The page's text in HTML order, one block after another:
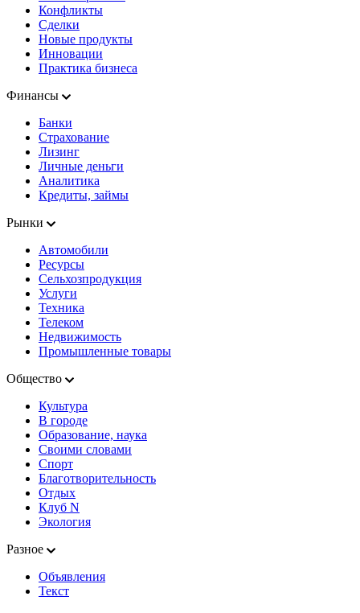
Конфликты
Сделки
Новые продукты
Инновации
Практика бизнеса
Финансы
Банки
Страхование
Лизинг
Личные деньги
Аналитика
Кредиты, займы
Рынки
Автомобили
Ресурсы
Сельхозпродукция
Услуги
Техника
Телеком
Недвижимость
Промышленные товары
Общество
Культура
В городе
Образование, наука
Своими словами
Спорт
Благотворительность
Отдых
Клуб N
Экология
Разное
Объявления
Текст